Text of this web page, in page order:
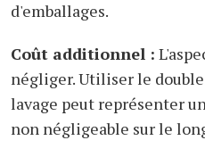
d'emballages.
Coût additionnel :
négliger. Utiliser le
lavage peut représenter
non négligeable sur le